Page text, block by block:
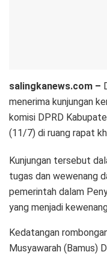
salingkanews.com –
menerima kunjungan
komisi DPRD
(11/7) di ruang rapat
Kunjungan tersebut
tugas dan wewenang
pemerintah dalam
yang menjadi
Kedatangan
Musyawarah (Bamus)